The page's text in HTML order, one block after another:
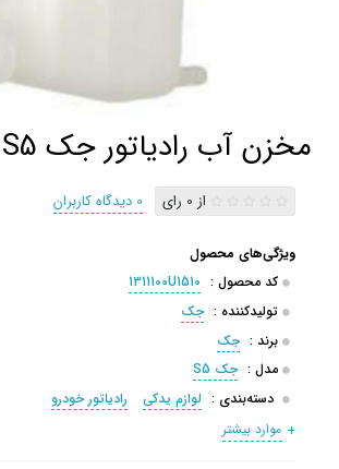
مخزن آب رادیاتور جک S5
از 0 رای 0 دیدگاه کاربران
ویژگی‌های محصول
کد محصول : 1311100U1510
تولیدکننده : جک
برند : جک
مدل : جک S5
دسته‌بندی : لوازم یدکی
رادیاتور خودرو
موارد بیشتر